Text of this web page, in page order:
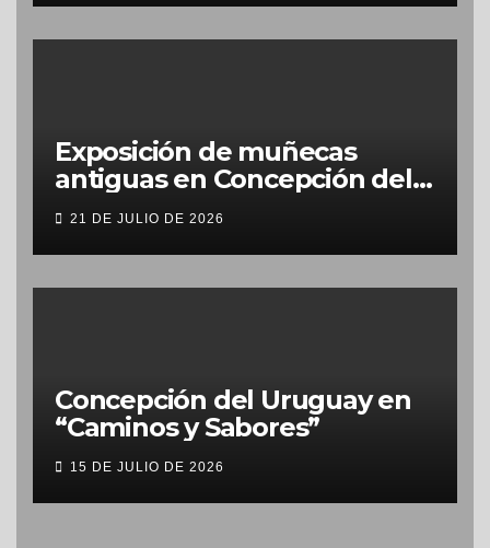
Exposición de muñecas
antiguas en Concepción del
Uruguay
21 DE JULIO DE 2026
Concepción del Uruguay en
“Caminos y Sabores”
15 DE JULIO DE 2026